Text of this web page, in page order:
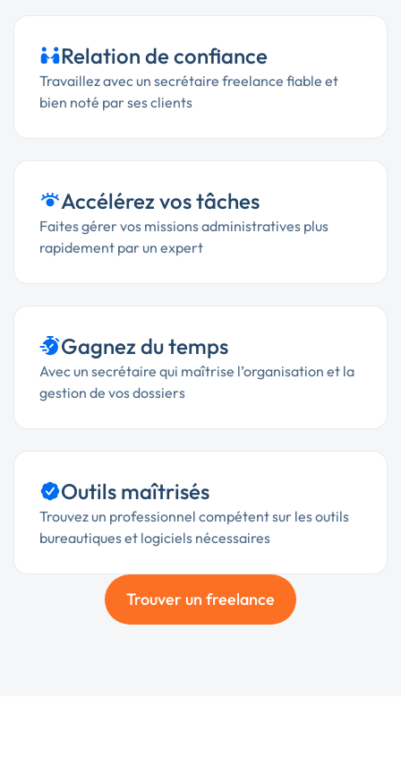
Relation de confiance
Travaillez avec un secrétaire freelance fiable et
bien noté par ses clients
Accélérez vos tâches
Faites gérer vos missions administratives plus
rapidement par un expert
Gagnez du temps
Avec un secrétaire qui maîtrise l’organisation et la
gestion de vos dossiers
Outils maîtrisés
Trouvez un professionnel compétent sur les outils
bureautiques et logiciels nécessaires
Trouver un freelance